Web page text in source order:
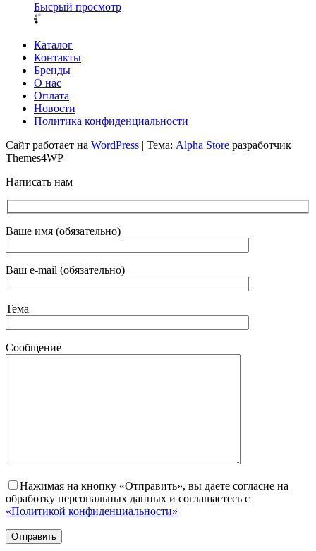
Бысрый просмотр
Каталог
Контакты
Бренды
О нас
Оплата
Новости
Политика конфиденциальности
Сайт работает на WordPress Тема: Alpha Store разработчик
Themes4WP
Написать нам
Ваше имя (обязательно)
Ваш e-mail (обязательно)
Тема
Сообщение
Нажимая на кнопку «Отправить», вы даете согласие на
обработку персональных данных и соглашаетесь с
«Политикой конфиденциальности»